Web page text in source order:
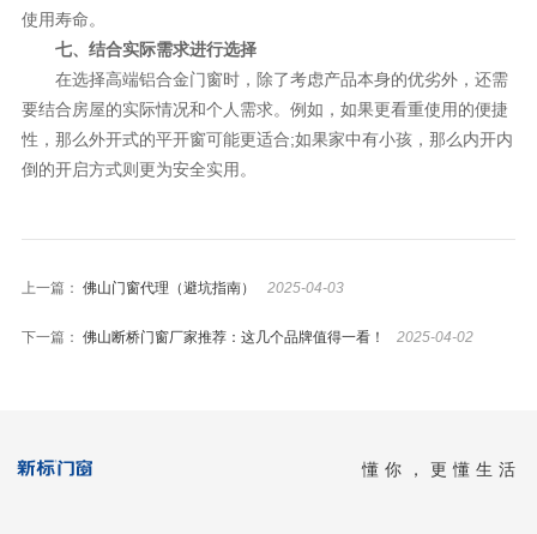
使用寿命。
七、结合实际需求进行选择
在选择高端铝合金门窗时，除了考虑产品本身的优劣外，还需
要结合房屋的实际情况和个人需求。例如，如果更看重使用的便捷
性，那么外开式的平开窗可能更适合;如果家中有小孩，那么内开内
倒的开启方式则更为安全实用。
上一篇： 佛山门窗代理（避坑指南） 2025-04-03
下一篇： 佛山断桥门窗厂家推荐：这几个品牌值得一看！ 2025-04-02
懂你，更懂生活